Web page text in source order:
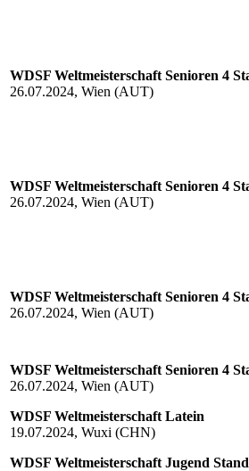
WDSF Weltmeisterschaft Senioren 4
26.07.2024, Wien (AUT)
WDSF Weltmeisterschaft Senioren 4
26.07.2024, Wien (AUT)
WDSF Weltmeisterschaft Senioren 4
26.07.2024, Wien (AUT)
WDSF Weltmeisterschaft Senioren 4
26.07.2024, Wien (AUT)
WDSF Weltmeisterschaft Latein
19.07.2024, Wuxi (CHN)
WDSF Weltmeisterschaft Jugend